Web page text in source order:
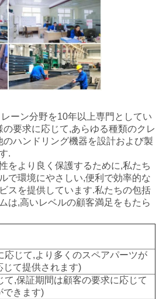
ーン分野を10年以上専門としてい
の要求に応じて,あらゆる種類のクレ
のハンドリング機器を設計および製
.
をより良く保護するために,私たち
で環境にやさしい,便利で効率的な
スを提供しています.私たちの包括
は,高いレベルの顧客満足をもたら
応じて,より多くのスペアパーツが
じて提供されます)
て,保証期間は顧客の要求に応じて
できます)